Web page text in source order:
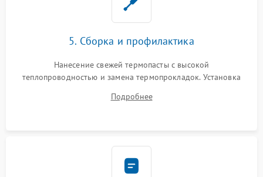
5. Сборка и профилактика
Нанесение свежей термопасты с высокой
теплопроводностью и замена термопрокладок. Установка
шлейфов, модулей памяти и накопителей. Предварительная
Подробнее